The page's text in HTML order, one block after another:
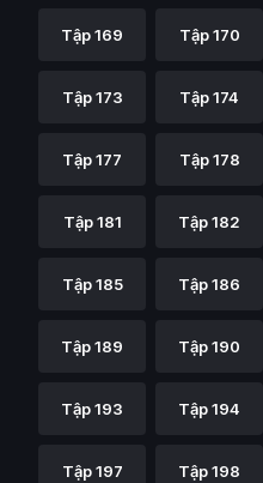
Tập 169 Tập 170
Tập 173 Tập 174
Tập 177 Tập 178
Tập 181 Tập 182
Tập 185 Tập 186
Tập 189 Tập 190
Tập 193 Tập 194
Tập 197 Tập 198